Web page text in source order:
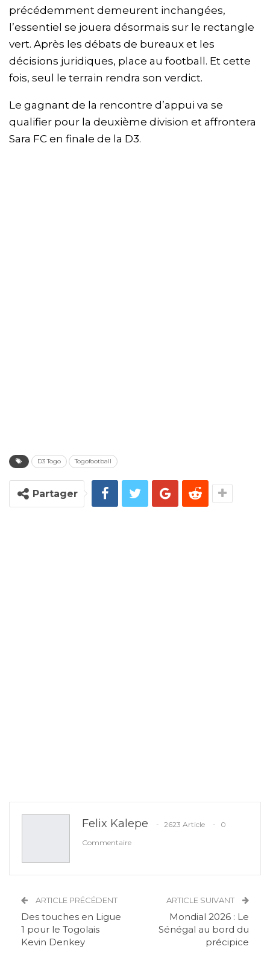
précédemment demeurent inchangées,
l’essentiel se jouera désormais sur le rectangle
vert. Après les débats de bureaux et les
décisions juridiques, place au football. Et cette
fois, seul le terrain rendra son verdict.
Le gagnant de la rencontre d’appui va se
qualifier pour la deuxième division et affrontera
Sara FC en finale de la D3.
D3 Togo Togofootball
Partager
Felix Kalepe 2623 Article
0
Commentaire
ARTICLE PRÉCÉDENT
Des touches en Ligue
1 pour le Togolais
Kevin Denkey
ARTICLE SUIVANT
Mondial 2026 : Le
Sénégal au bord du
précipice